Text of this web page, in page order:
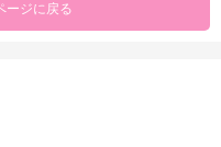
ージに戻る